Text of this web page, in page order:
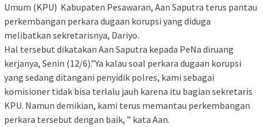
Umum (KPU) Kabupaten Pesawaran, Aan Saputra terus pantau
perkembangan perkara dugaan korupsi yang diduga
melibatkan sekretarisnya, Dariyo.
Hal tersebut dikatakan Aan Saputra kepada PeNa diruang
kerjanya, Senin (12/6).”Ya kalau soal perkara dugaan korupsi
yang sedang ditangani penyidik polres, kami sebagai
komisioner tidak bisa terlalu jauh karena itu bagian sekretaris
KPU. Namun demikian, kami terus memantau perkembangan
perkara tersebut dengan baik, ” kata Aan.